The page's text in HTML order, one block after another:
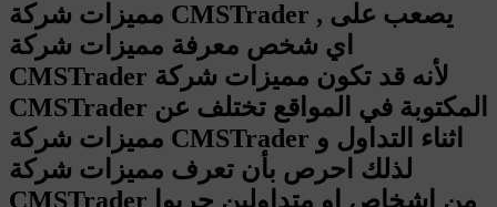
مميزات شركة CMSTrader , يصعب على
اي شخص معرفة مميزات شركة
CMSTrader لأنه قد تكون مميزات شركة
CMSTrader المكتوبة في المواقع تختلف عن
مميزات شركة CMSTrader اثناء التداول و
لذلك احرص بأن تعرف مميزات شركة
CMSTrader من اشخاص او متداولين جربوا